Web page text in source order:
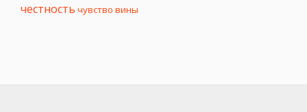
честность чувство вины